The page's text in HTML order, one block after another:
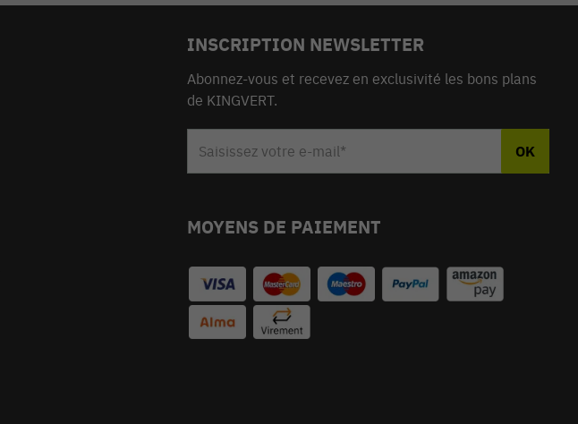
INSCRIPTION NEWSLETTER
Abonnez-vous et recevez en exclusivité les bons plans
de KINGVERT.
MOYENS DE PAIEMENT